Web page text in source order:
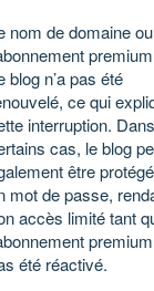
nom de domaine ou
blog n’a pas été
ce qui
interruption. Dans
cas, le blog
être
mot de passe,
accès limité tant
premium
été réactivé.